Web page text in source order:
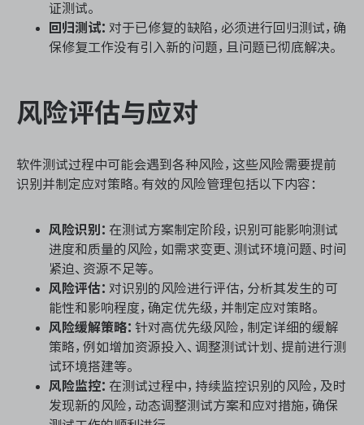
证测试。
回归测试： 对于已修复的缺陷，必须进行回归测试，确
保修复工作没有引入新的问题，且问题已彻底解决。
风险评估与应对
软件测试过程中可能会遇到各种风险，这些风险需要提前
识别并制定应对策略。有效的风险管理包括以下内容：
风险识别： 在测试方案制定阶段，识别可能影响测试
进度和质量的风险，如需求变更、测试环境问题、时间
紧迫、资源不足等。
风险评估： 对识别的风险进行评估，分析其发生的可
能性和影响程度，确定优先级，并制定应对策略。
风险缓解策略： 针对高优先级风险，制定详细的缓解
策略，例如增加资源投入、调整测试计划、提前进行测
试环境搭建等。
风险监控： 在测试过程中，持续监控识别的风险，及时
发现新的风险，动态调整测试方案和应对措施，确保